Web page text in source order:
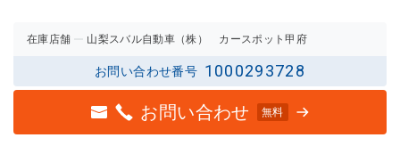
の評価
の評価
在庫店舗 山梨スバル自動車（株） カースポット甲府
お問い合わせ番号 1000293728
お問い合わせ 無料